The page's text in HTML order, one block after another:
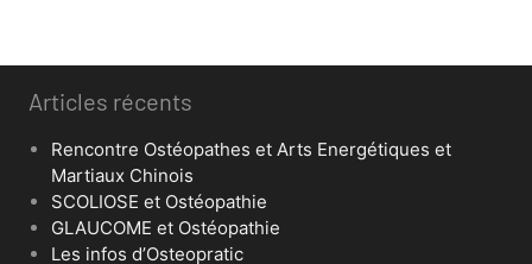
Articles récents
Rencontre Ostéopathes et Arts Energétiques et
Martiaux Chinois
SCOLIOSE et Ostéopathie
GLAUCOME et Ostéopathie
Les infos d’Osteopratic